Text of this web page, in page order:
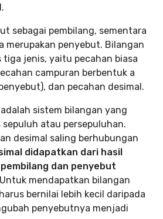
sebagai pembilang, sementara
merupakan penyebut. Bilangan
jenis, yaitu pecahan biasa
campuran berbentuk a
dan pecahan desimal.
sistem bilangan yang
atau persepuluhan.
desimal saling berhubungan
didapatkan dari hasil
dan penyebut
mendapatkan bilangan
bernilai lebih kecil daripada
penyebutnya menjadi